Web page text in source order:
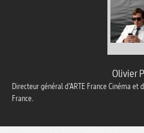
Olivier
Directeur général d’ARTE France Cinéma et
France.